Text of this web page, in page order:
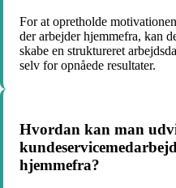
For at opretholde
der arbejder hjemmefra, kan
skabe en struktureret
selv for opnåede resultater.
Hvordan kan man
hjemmefra?